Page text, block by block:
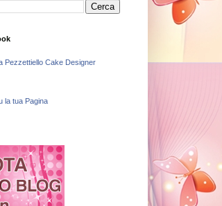
Pezzettiello Cake Designer
la tua Pagina